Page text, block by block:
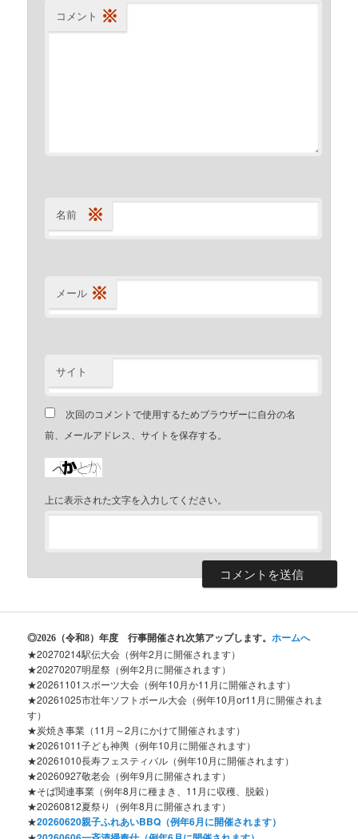
コメント ※
名前 ※
メール ※
サイト
次回のコメントで使用するためブラウザーに自分の名
前、メールアドレス、サイトを保存する。
上に表示された文字を入力してください。
◎2026 （令和8）年度 行事開催され次第アップします。ホームへ
★20270214駅伝大会（例年2月に開催されます）
★20270207明星祭（例年2月に開催されます）
★20261101スポーツ大会（例年10月か11月に開催されます）
★20261025市壮年ソフトボール大会（例年10月or11月に開催されま
す）
★炭焼き事業（11月～2月にかけて開催されます）
★20261011子ども神輿（例年10月に開催されます）
★20261010長寿フェスティバル（例年10月に開催されます）
★20260927敬老会（例年9月に開催されます）
★そば関連事業（例年8月に種まき、11月に収穫、脱穀）
★20260812夏祭り（例年8月に開催されます）
★20260620親子ふれあいBBQ（例年6月に開催されます）